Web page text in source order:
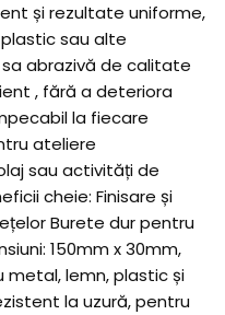
și rezultate uniforme,
sau alte
abrazivă de calitate
, fără a deteriora
la fiecare
ateliere
sau activități de
cheie: Finisare și
Burete dur pentru
150mm x 30mm,
lemn, plastic și
la uzură, pentru